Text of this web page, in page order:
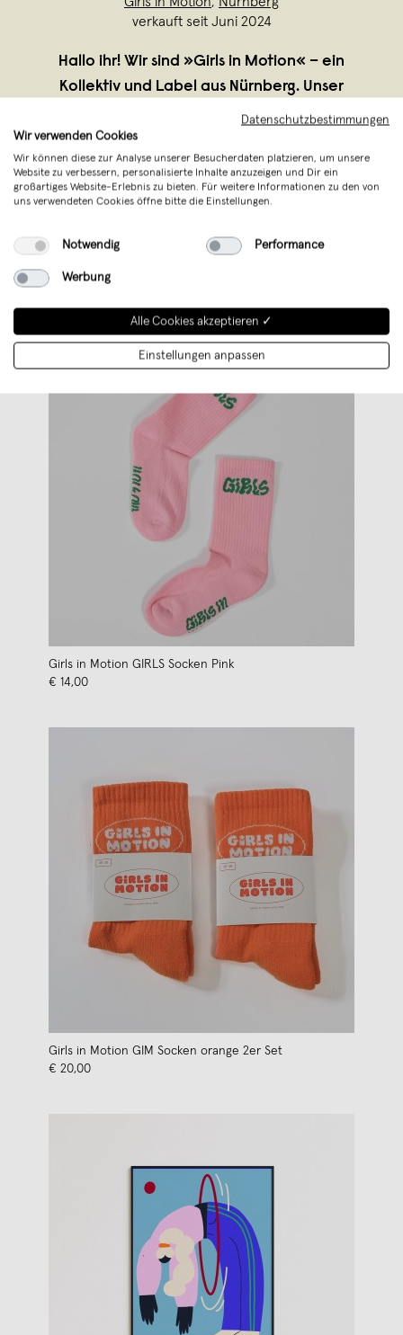
verkauft seit Juni 2024
Hallo ihr! Wir sind »Girls in Motion« – ein
Kollektiv und Label aus Nürnberg. Unser
female owned Label bietet einzigartiges
Design, das ein Statement setzt. Wir
glauben an Female Empowerment und
lassen dieses Motto in all unsere
Weiterlesen
Girls in Motion GIRLS Socken Pink
€ 14,00
Girls in Motion GIM Socken orange 2er Set
€ 20,00
Datenschutzbestimmungen
Wir verwenden Cookies
Wir können diese zur Analyse unserer Besucherdaten platzieren, um unsere
Website zu verbessern, personalisierte Inhalte anzuzeigen und Dir ein
großartiges Website-Erlebnis zu bieten. Für weitere Informationen zu den von
uns verwendeten Cookies öffne bitte die Einstellungen.
Notwendig Performance
Werbung
Alle Cookies akzeptieren ✓
Einstellungen anpassen